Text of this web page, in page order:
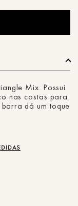
Mix. Possui
nas costas para
dá um toque